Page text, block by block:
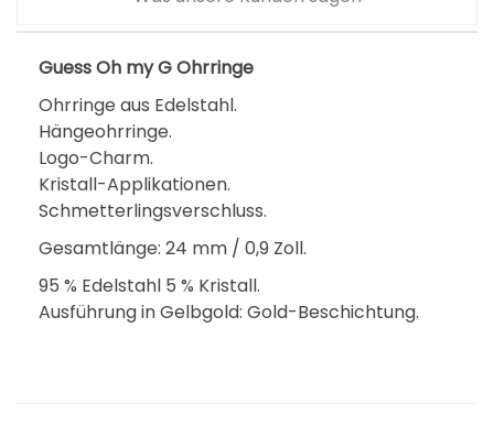
Guess Oh my G Ohrringe
Ohrringe aus Edelstahl.
Hängeohrringe.
Logo-Charm.
Kristall-Applikationen.
Schmetterlingsverschluss.
Gesamtlänge: 24 mm / 0,9 Zoll.
95 % Edelstahl 5 % Kristall.
Ausführung in Gelbgold: Gold-Beschichtung.